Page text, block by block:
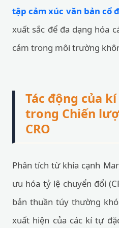
tập cảm xúc văn bản cổ
xuất sắc để đa dạng hóa
cảm trong môi trường
Tác động của
trong Chiến
CRO
Phân tích từ khía cạnh
ưu hóa tỷ lệ chuyển đổi
bản thuần túy thường
xuất hiện của các kí tự